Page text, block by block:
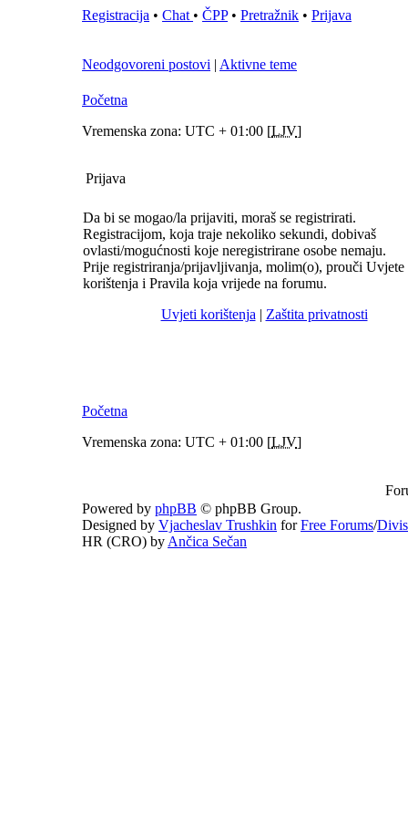
Registracija • Chat • ČPP• Pretražnik • Prijava
Neodgovoreni postovi | Aktivne teme
Početna
Vremenska zona: UTC + 01:00 [LJV]
Prijava
Da bi se mogao/la prijaviti, moraš se registrirati.
Registracijom, koja traje nekoliko sekundi, dobivaš
ovlasti/mogućnosti koje neregistrirane osobe nemaju.
Prije registriranja/prijavljivanja, molim(o), prouči Uvjete
korištenja i Pravila koja vrijede na forumu.
Uvjeti korištenja | Zaštita privatnosti
Početna
Vremenska zona: UTC + 01:00 [LJV]
Powered by phpBB © phpBB Group.
Designed by Vjacheslav Trushkin forFree Forums/
HR (CRO) by Ančica Sečan